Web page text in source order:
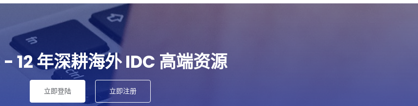
- 12 年深耕海外 IDC 高端资源
立即登陆 立即注册